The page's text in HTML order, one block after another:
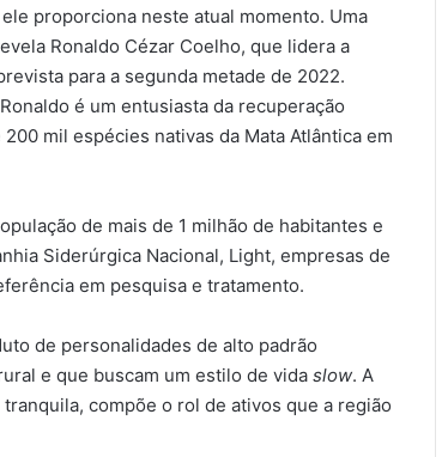
proporciona neste atual momento. Uma
Ronaldo Cézar Coelho, que lidera a
para a segunda metade de 2022.
é um entusiasta da recuperação
mil espécies nativas da Mata Atlântica em
de mais de 1 milhão de habitantes e
Siderúrgica Nacional, Light, empresas de
em pesquisa e tratamento.
de personalidades de alto padrão
e que buscam um estilo de vida slow. A
compõe o rol de ativos que a região